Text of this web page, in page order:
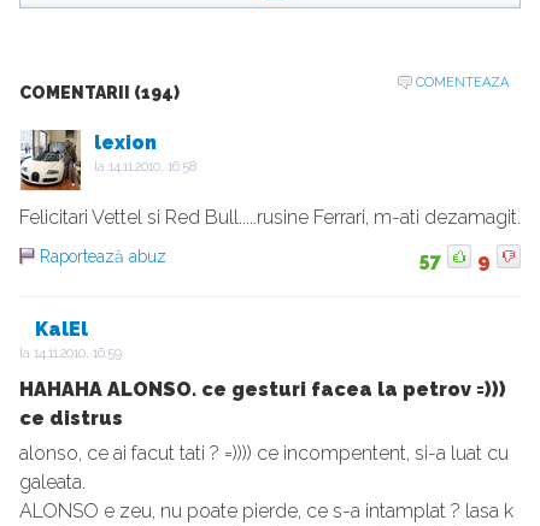
COMENTARII (194)
COMENTEAZA
lexion
la 14.11.2010, 16:58
Felicitari Vettel si Red Bull.....rusine Ferrari, m-ati dezamagit.
Raportează abuz 57 9
KalEl
la 14.11.2010, 16:59
HAHAHA ALONSO. ce gesturi facea la petrov =)))
ce distrus
alonso, ce ai facut tati ? =)))) ce incompentent, si-a luat cu
galeata.
ALONSO e zeu, nu poate pierde, ce s-a intamplat ? lasa k